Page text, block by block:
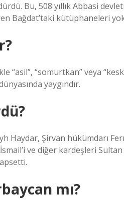
Bu, 508 yıllık Abbasi
Bağdat’taki kütüphaneleri
“asil”, “somurtkan” veya
yaygındır.
Haydar, Şirvan hükümdarı
ve diğer kardeşleri
mı?